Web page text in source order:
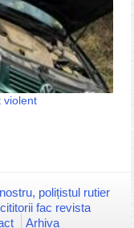
violent
polițistul rutier
fac revista
Arhiva